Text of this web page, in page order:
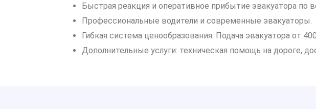
Быстрая реакция и оперативное прибытие эвакуатора по
Профессиональные водители и современные эвакуаторы.
Гибкая система ценообразования. Подача эвакуатора от
Дополнительные услуги: техническая помощь на дороге,